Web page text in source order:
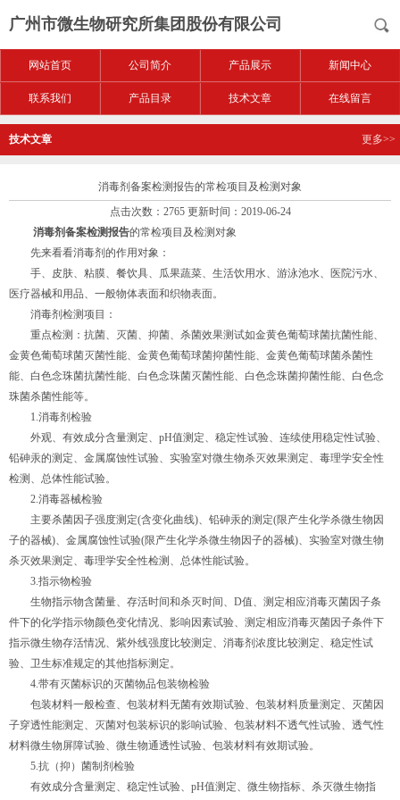
广州市微生物研究所集团股份有限公司
网站首页 公司简介 产品展示 新闻中心
联系我们 产品目录 技术文章 在线留言
技术文章 更多>>
消毒剂备案检测报告的常检项目及检测对象
点击次数：2765 更新时间：2019-06-24
消毒剂备案检测报告的常检项目及检测对象
先来看看消毒剂的作用对象：
手、皮肤、粘膜、餐饮具、瓜果蔬菜、生活饮用水、游泳池水、医院污水、
医疗器械和用品、一般物体表面和织物表面。
消毒剂检测项目：
重点检测：抗菌、灭菌、抑菌、杀菌效果测试如金黄色葡萄球菌抗菌性能、
金黄色葡萄球菌灭菌性能、金黄色葡萄球菌抑菌性能、金黄色葡萄球菌杀菌性
能、白色念珠菌抗菌性能、白色念珠菌灭菌性能、白色念珠菌抑菌性能、白色念
珠菌杀菌性能等。
1.消毒剂检验
外观、有效成分含量测定、pH值测定、稳定性试验、连续使用稳定性试验、
铅砷汞的测定、金属腐蚀性试验、实验室对微生物杀灭效果测定、毒理学安全性
检测、总体性能试验。
2.消毒器械检验
主要杀菌因子强度测定(含变化曲线)、铅砷汞的测定(限产生化学杀微生物因
子的器械)、金属腐蚀性试验(限产生化学杀微生物因子的器械)、实验室对微生物
杀灭效果测定、毒理学安全性检测、总体性能试验。
3.指示物检验
生物指示物含菌量、存活时间和杀灭时间、D值、测定相应消毒灭菌因子条
件下的化学指示物颜色变化情况、影响因素试验、测定相应消毒灭菌因子条件下
指示微生物存活情况、紫外线强度比较测定、消毒剂浓度比较测定、稳定性试
验、卫生标准规定的其他指标测定。
4.带有灭菌标识的灭菌物品包装物检验
包装材料一般检查、包装材料无菌有效期试验、包装材料质量测定、灭菌因
子穿透性能测定、灭菌对包装标识的影响试验、包装材料不透气性试验、透气性
材料微生物屏障试验、微生物通透性试验、包装材料有效期试验。
5.抗（抑）菌制剂检验
有效成分含量测定、稳定性试验、pH值测定、微生物指标、杀灭微生物指